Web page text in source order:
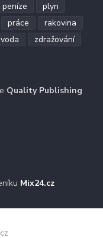
peníze
plyn
práce
rakovina
voda
zdražování
Quality Publishing
Mix24.cz